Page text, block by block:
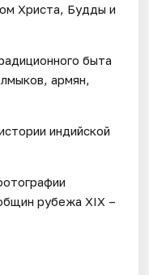
Христа, Будды и
быта
армян,
индийской
рубежа XIX –